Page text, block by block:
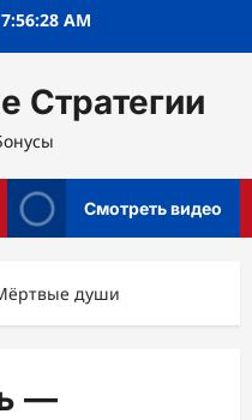
7:56:28 AM
Стратегии
Смотреть видео
души
—